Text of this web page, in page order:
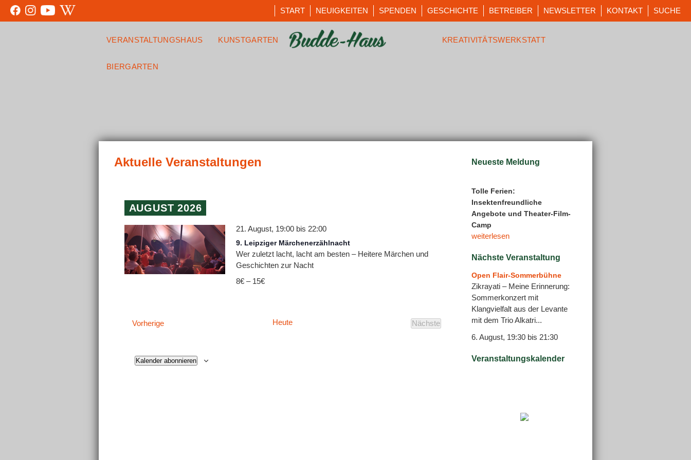
START NEUIGKEITEN SPENDEN GESCHICHTE BETREIBER NEWSLETTER KONTAKT SUCHE
VERANSTALTUNGSHAUS KUNSTGARTEN KREATIVITÄTSWERKSTATT
BIERGARTEN
AUGUST 2026
9. Leipziger Märchenerzählnacht
21. August, 19:00bis 22:00
Wer zuletzt lacht, lacht am besten – Heitere Märchen und
Geschichten zur Nacht
8€ – 15€
VorherigeVeranstaltungen Heute
Nächste
Veranstaltungen
Kalender abonnieren
Neueste Meldung
Tolle Ferien:
Insektenfreundliche
Angebote und Theater-Film-
Camp
weiterlesen
Nächste Veranstaltung
Open Flair-Sommerbühne
Zikrayati – Meine Erinnerung:
Sommerkonzert mit
Klangvielfalt aus der Levante
mit dem Trio Alkatri...
6. August, 19:30 bis 21:30
Veranstaltungskalender